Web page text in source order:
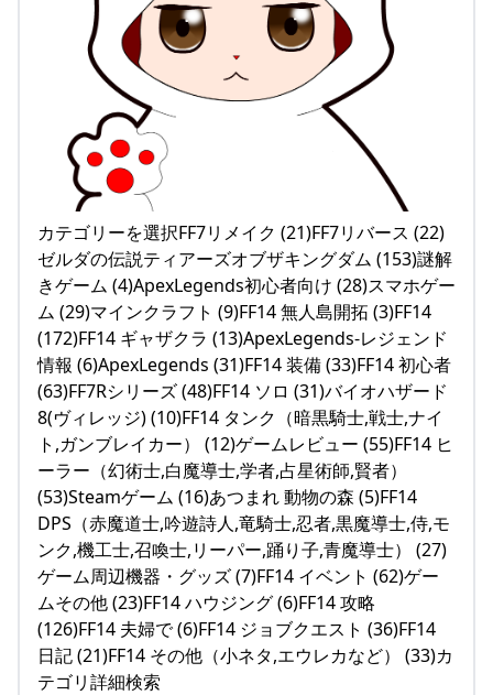
カテゴリーを選択FF7リメイク (21)FF7リバース (22)
ゼルダの伝説ティアーズオブザキングダム (153)謎解
きゲーム (4)ApexLegends初心者向け (28)スマホゲー
ム (29)マインクラフト (9)FF14 無人島開拓 (3)FF14
(172)FF14 ギャザクラ (13)ApexLegends-レジェンド
情報 (6)ApexLegends (31)FF14 装備 (33)FF14 初心者
(63)FF7Rシリーズ (48)FF14 ソロ (31)バイオハザード
8(ヴィレッジ) (10)FF14 タンク（暗黒騎士,戦士,ナイ
ト,ガンブレイカー） (12)ゲームレビュー (55)FF14 ヒ
ーラー（幻術士,白魔導士,学者,占星術師,賢者）
(53)Steamゲーム (16)あつまれ 動物の森 (5)FF14
DPS（赤魔道士,吟遊詩人,竜騎士,忍者,黒魔導士,侍,モ
ンク,機工士,召喚士,リーパー,踊り子,青魔導士） (27)
ゲーム周辺機器・グッズ (7)FF14 イベント (62)ゲー
ムその他 (23)FF14 ハウジング (6)FF14 攻略
(126)FF14 夫婦で (6)FF14 ジョブクエスト (36)FF14
日記 (21)FF14 その他（小ネタ,エウレカなど） (33)カ
テゴリ詳細検索